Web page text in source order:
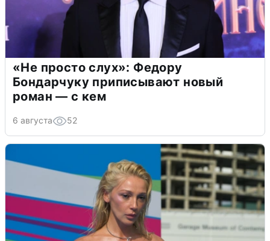
«Не просто слух»: Федору
Бондарчуку приписывают новый
роман — с кем
6 августа 52